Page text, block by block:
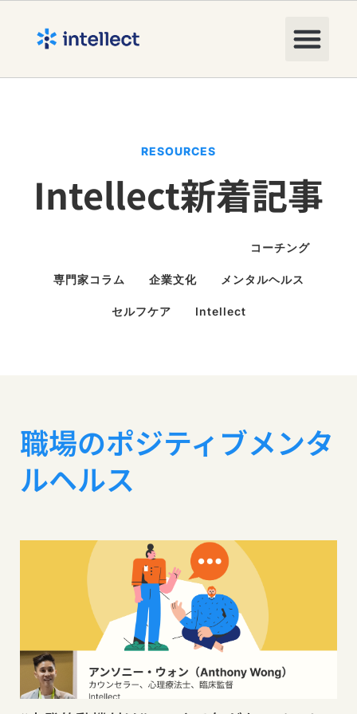
RESOURCES
Intellect新着記事
コーチング
専門家コラム 企業文化 メンタルヘルス
セルフケア Intellect
職場のポジティブメンタ
ルヘルス